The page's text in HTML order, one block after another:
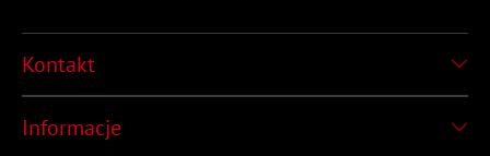
Kontakt
Informacje